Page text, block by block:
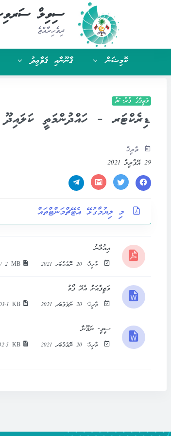
ސިވިލް
ދިވެހިރާއްޖެ
ކޮމިޝަން ޤާނޫނާއި ޤަވާޢިދު
ވަޒީފާގެ ފުރުސަތު
ޑިރެކްޓަރ - ހައްދުންމަތީ
ތާރީޚް
29 އޭޕްރީލް 2021
މި ލިޔުމާގުޅޭ އެޓޭޗްމަންޓްތައް
އިއުލާނު
ތާރީޚް: 20 ނޮވެމްބަރ 2021 2 MB
ވަޒީފާއަށް އެދޭ ފޯމު
ތާރީޚް: 20 ނޮވެމްބަރ 2021 KB
ސީވީ- ނަމޫނާ
ތާރީޚް: 20 ނޮވެމްބަރ 2021 KB